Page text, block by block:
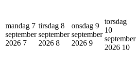
mandag 7
september
2026 7
tirsdag 8
september
2026 8
onsdag 9
september
2026 9
torsdag
10
september
2026 10